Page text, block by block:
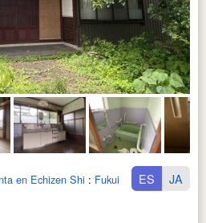
en Echizen Shi : Fukui KenES JA